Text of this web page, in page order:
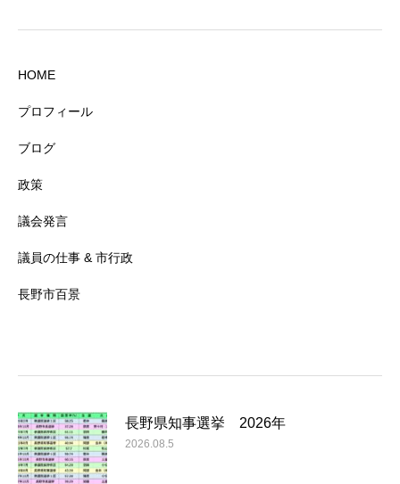
HOME
プロフィール
ブログ
政策
議会発言
議員の仕事 & 市行政
長野市百景
長野県知事選挙 2026年
2026.08.5